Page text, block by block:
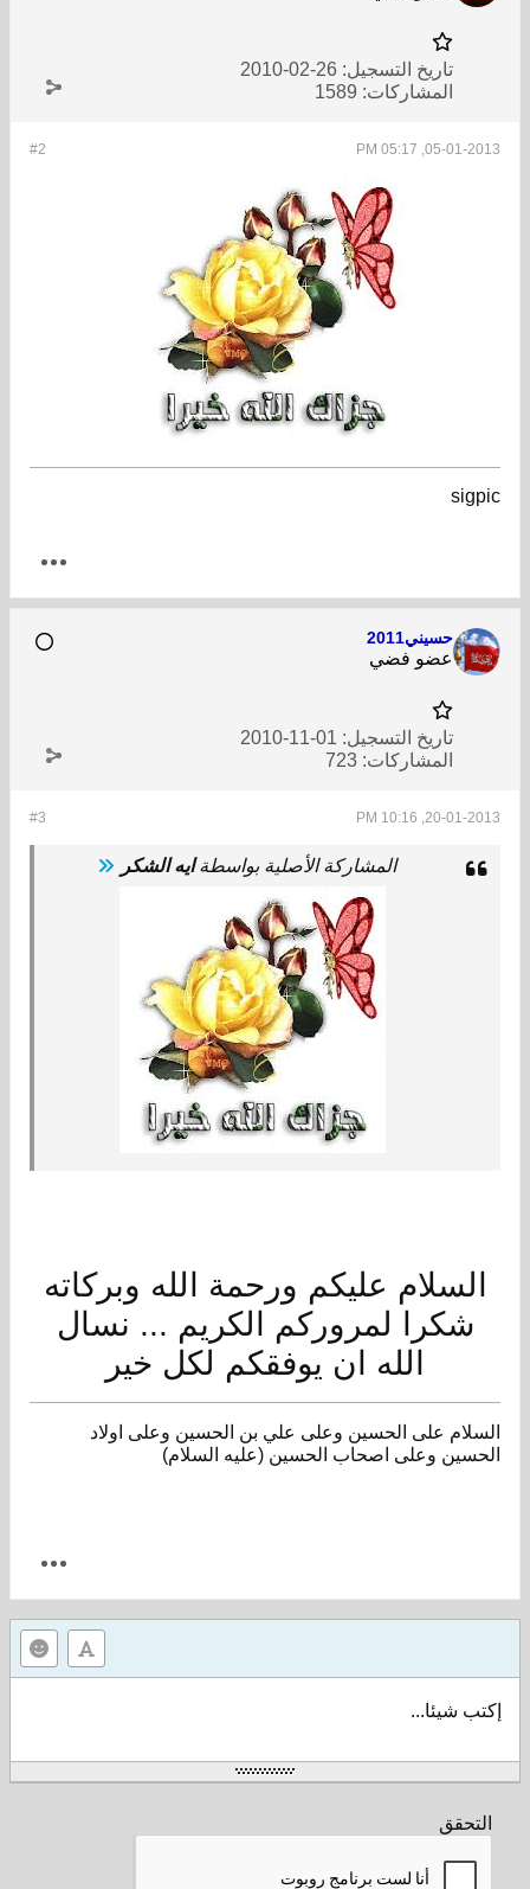
تاريخ التسجيل: 26-02-2010
المشاركات: 1589
#2 05-01-2013, 05:17 PM
sigpic
حسيني2011
عضو فضي
تاريخ التسجيل: 01-11-2010
المشاركات: 723
#3 20-01-2013, 10:16 PM
المشاركة الأصلية بواسطةايه الشكر
السلام عليكم ورحمة الله وبركاته
شكرا لمروركم الكريم ... نسال
الله ان يوفقكم لكل خير
السلام على الحسين وعلى علي بن الحسين وعلى اولاد
الحسين وعلى اصحاب الحسين (عليه السلام)
إكتب شيئا...
التحقق